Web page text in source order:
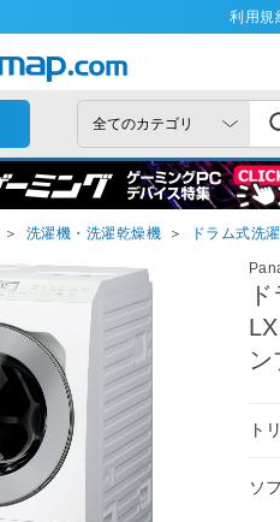
利用規
＞ 洗濯機・洗濯乾燥機 ＞ ドラム式洗
ン
ト
ソ